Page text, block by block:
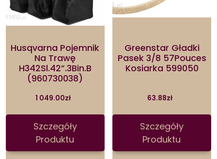
Husqvarna Pojemnik
Na Trawę
H342Sl.42”.3Bin.B
(960730038)
1 049.00zł
Szczegóły
Produktu
Greenstar Gładki
Pasek 3/8 57Pouces
Kosiarka 599050
63.88zł
Szczegóły
Produktu